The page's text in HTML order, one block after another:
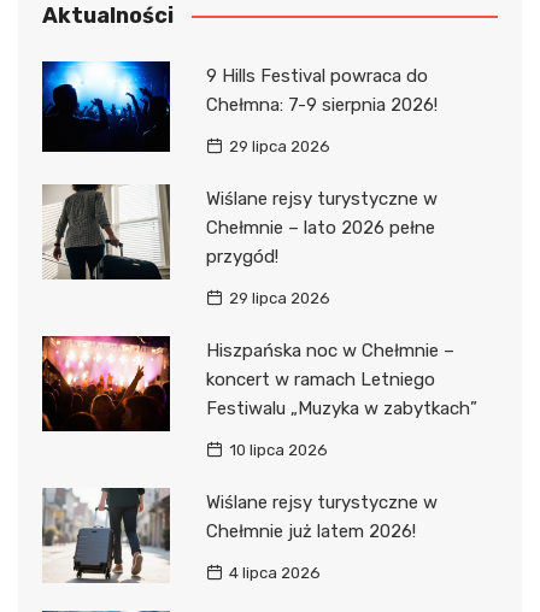
Aktualności
9 Hills Festival powraca do
Chełmna: 7-9 sierpnia 2026!
29 lipca 2026
Wiślane rejsy turystyczne w
Chełmnie – lato 2026 pełne
przygód!
29 lipca 2026
Hiszpańska noc w Chełmnie –
koncert w ramach Letniego
Festiwalu „Muzyka w zabytkach”
10 lipca 2026
Wiślane rejsy turystyczne w
Chełmnie już latem 2026!
4 lipca 2026